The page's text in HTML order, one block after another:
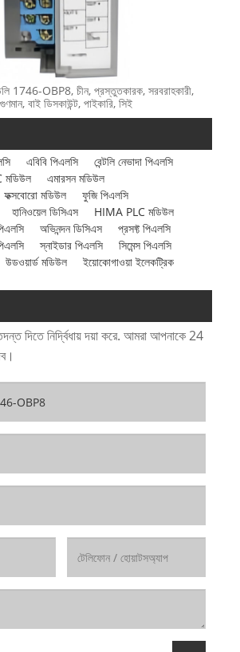
1746-OBP8, চীন, প্রস্তুতকারক, সরবরাহকারী,
বাই ডিসকাউন্ট, পাইকারি, সিই
এবিবি পিএলসি
বেন্টলি নেভাদা পিএলসি
এমারসন মডিউল
ফক্সবোরো মডিউল
ফুজি পিএলসি
হানিওয়েল ডিসিএস
HIMA PLC মডিউল
অভিনন্দন ডিসিএস
প্রসফ্ট পিএলসি
স্নাইডার পিএলসি
সিমেন্স পিএলসি
উডওয়ার্ড মডিউল
ইয়োকোগাওয়া ইলেকট্রিক
দিতে নির্দ্বিধায় দয়া করে. আমরা আপনাকে 24